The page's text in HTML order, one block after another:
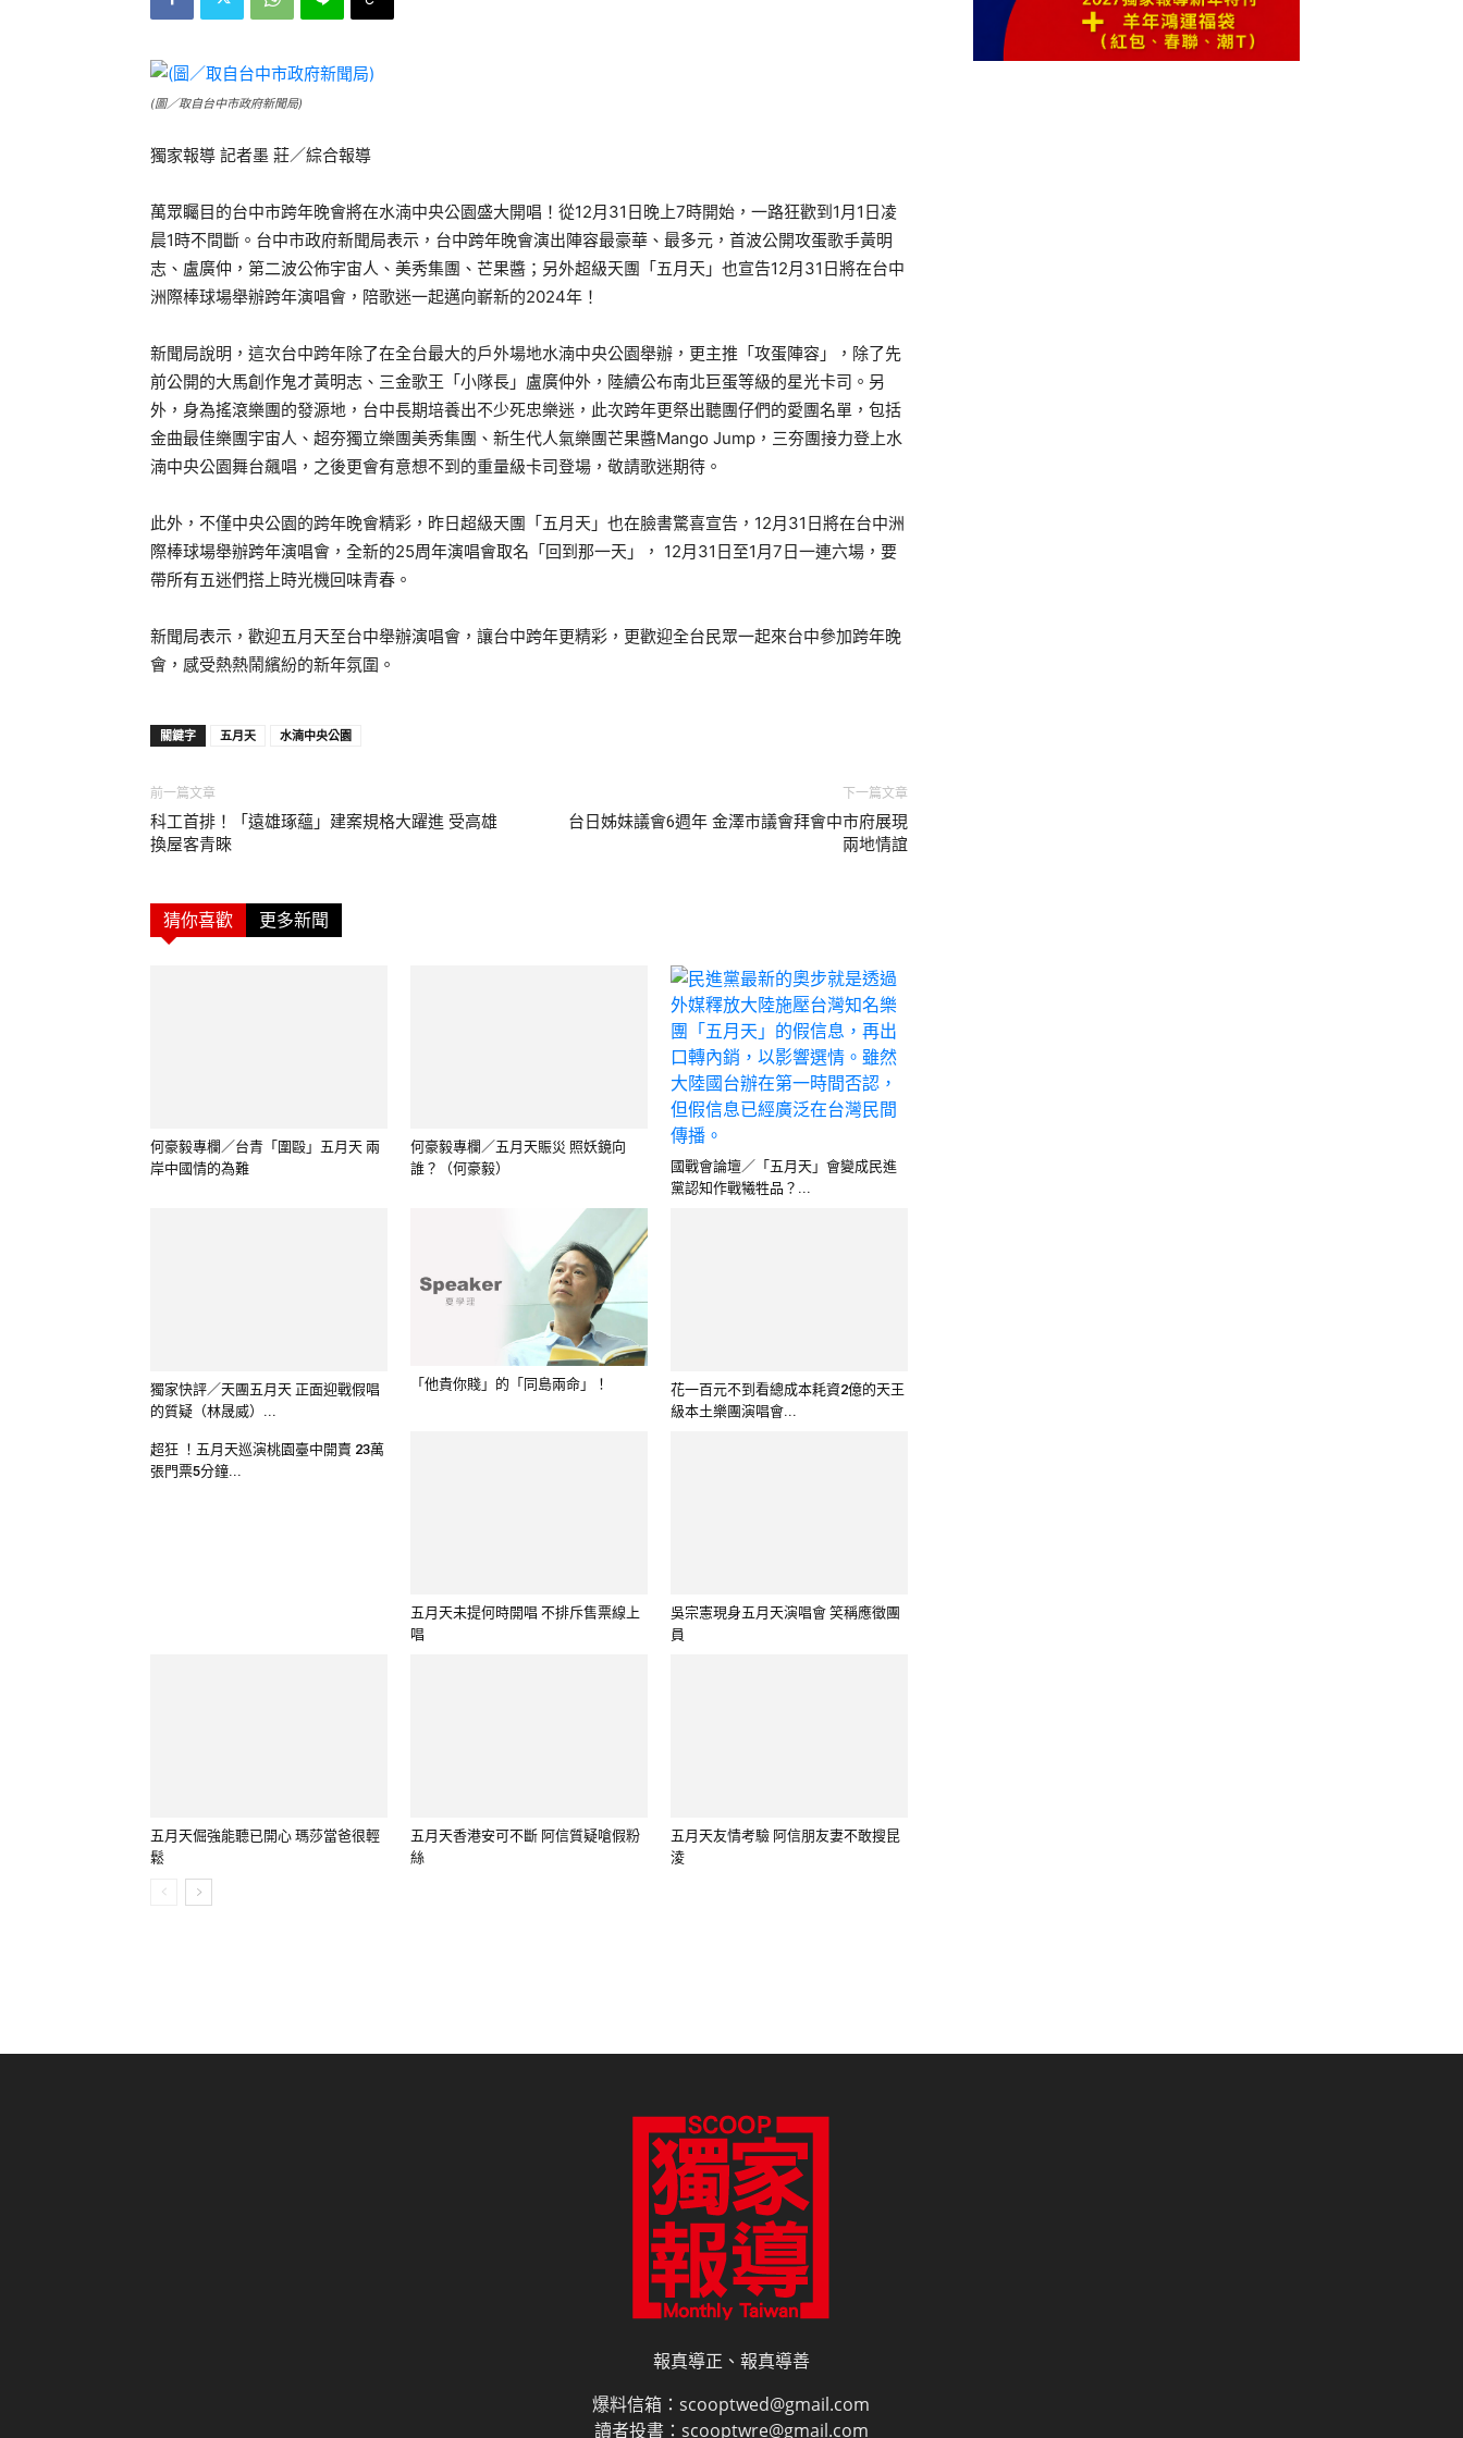
(圖／取自台中市政府新聞局)
獨家報導 記者墨 莊／綜合報導
萬眾矚目的台中市跨年晚會將在水湳中央公園盛大開唱！從12月31日晚上7時開始，一路狂歡到1月1日凌
晨1時不間斷。台中市政府新聞局表示，台中跨年晚會演出陣容最豪華、最多元，首波公開攻蛋歌手黃明
志、盧廣仲，第二波公佈宇宙人、美秀集團、芒果醬；另外超級天團「五月天」也宣告12月31日將在台中
洲際棒球場舉辦跨年演唱會，陪歌迷一起邁向嶄新的2024年！
新聞局說明，這次台中跨年除了在全台最大的戶外場地水湳中央公園舉辦，更主推「攻蛋陣容」，除了先
前公開的大馬創作鬼才黃明志、三金歌王「小隊長」盧廣仲外，陸續公布南北巨蛋等級的星光卡司。另
外，身為搖滾樂團的發源地，台中長期培養出不少死忠樂迷，此次跨年更祭出聽團仔們的愛團名單，包括
金曲最佳樂團宇宙人、超夯獨立樂團美秀集團、新生代人氣樂團芒果醬Mango Jump，三夯團接力登上水
湳中央公園舞台飆唱，之後更會有意想不到的重量級卡司登場，敬請歌迷期待。
此外，不僅中央公園的跨年晚會精彩，昨日超級天團「五月天」也在臉書驚喜宣告，12月31日將在台中洲
際棒球場舉辦跨年演唱會，全新的25周年演唱會取名「回到那一天」， 12月31日至1月7日一連六場，要
帶所有五迷們搭上時光機回味青春。
新聞局表示，歡迎五月天至台中舉辦演唱會，讓台中跨年更精彩，更歡迎全台民眾一起來台中參加跨年晚
會，感受熱熱鬧繽紛的新年氛圍。
關鍵字 五月天 水湳中央公園
前一篇文章
科工首排！「遠雄琢蘊」建案規格大躍進 受高雄
換屋客青睞
下一篇文章
台日姊妹議會6週年 金澤市議會拜會中市府展現
兩地情誼
猜你喜歡 更多新聞
國戰會論壇／「五月天」會變成民進
黨認知作戰犧牲品？...
「他貴你賤」的「同島兩命」！
花一百元不到看總成本耗資2億的天王
級本土樂團演唱會...
超狂 ！五月天巡演桃園臺中開賣 23萬
張門票5分鐘...
五月天未提何時開唱 不排斥售票線上
唱
吳宗憲現身五月天演唱會 笑稱應徵團
員
五月天倔強能聽已開心 瑪莎當爸很輕
鬆
五月天香港安可不斷 阿信質疑嗆假粉
絲
五月天友情考驗 阿信朋友妻不敢搜昆
淩
報真導正、報真導善
爆料信箱：scooptwed@gmail.com
讀者投書：scooptwre@gmail.com